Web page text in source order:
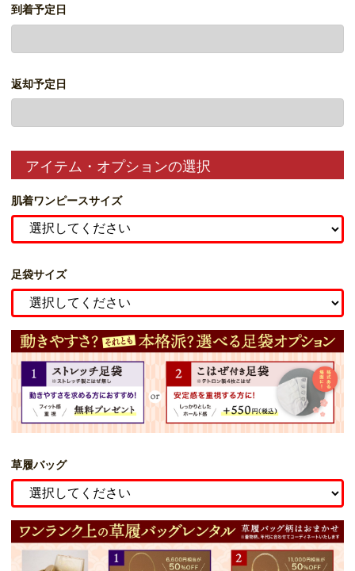
到着予定日
返却予定日
アイテム・オプションの選択
肌着ワンピースサイズ
足袋サイズ
草履バッグ